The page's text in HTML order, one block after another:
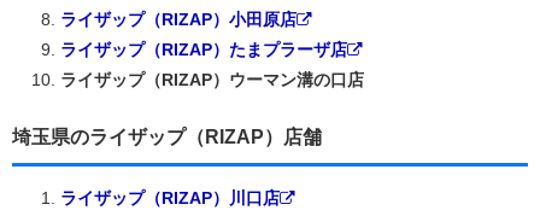
ライザップ（RIZAP）小田原店
ライザップ（RIZAP）たまプラーザ店
ライザップ（RIZAP）ウーマン溝の口店
埼玉県のライザップ（RIZAP）店舗
ライザップ（RIZAP）川口店